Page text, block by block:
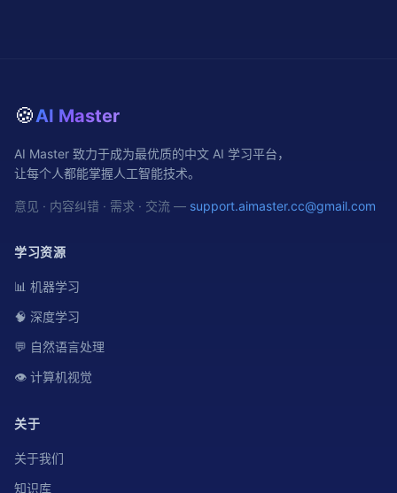
🍪AI Master
AI Master 致力于成为最优质的中文 AI 学习平台，
让每个人都能掌握人工智能技术。
意见 · 内容纠错 · 需求 · 交流 — support.aimaster.cc@gmail.com
学习资源
📊 机器学习
🧠 深度学习
💬 自然语言处理
👁️ 计算机视觉
关于
关于我们
知识库